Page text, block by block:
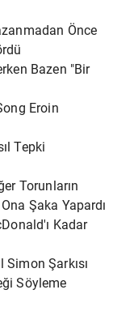
Önce
Bazen "Bir
Eroin
Tepki
Torunların
Şaka Yapardı
Kadar
Şarkısı
Söyleme